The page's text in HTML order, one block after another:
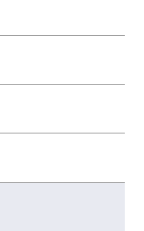
情報コース
ス
ース
ングデザイン
コース
ース
ス
ース
ス